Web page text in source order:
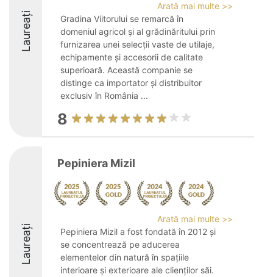
Laureați
Arată mai multe >>
Gradina Viitorului se remarcă în
domeniul agricol și al grădinăritului prin
furnizarea unei selecții vaste de utilaje,
echipamente și accesorii de calitate
superioară. Această companie se
distinge ca importator și distribuitor
exclusiv în România ...
8
Laureați
Pepiniera Mizil
Arată mai multe >>
Pepiniera Mizil a fost fondată în 2012 și
se concentrează pe aducerea
elementelor din natură în spațiile
interioare și exterioare ale clienților săi.